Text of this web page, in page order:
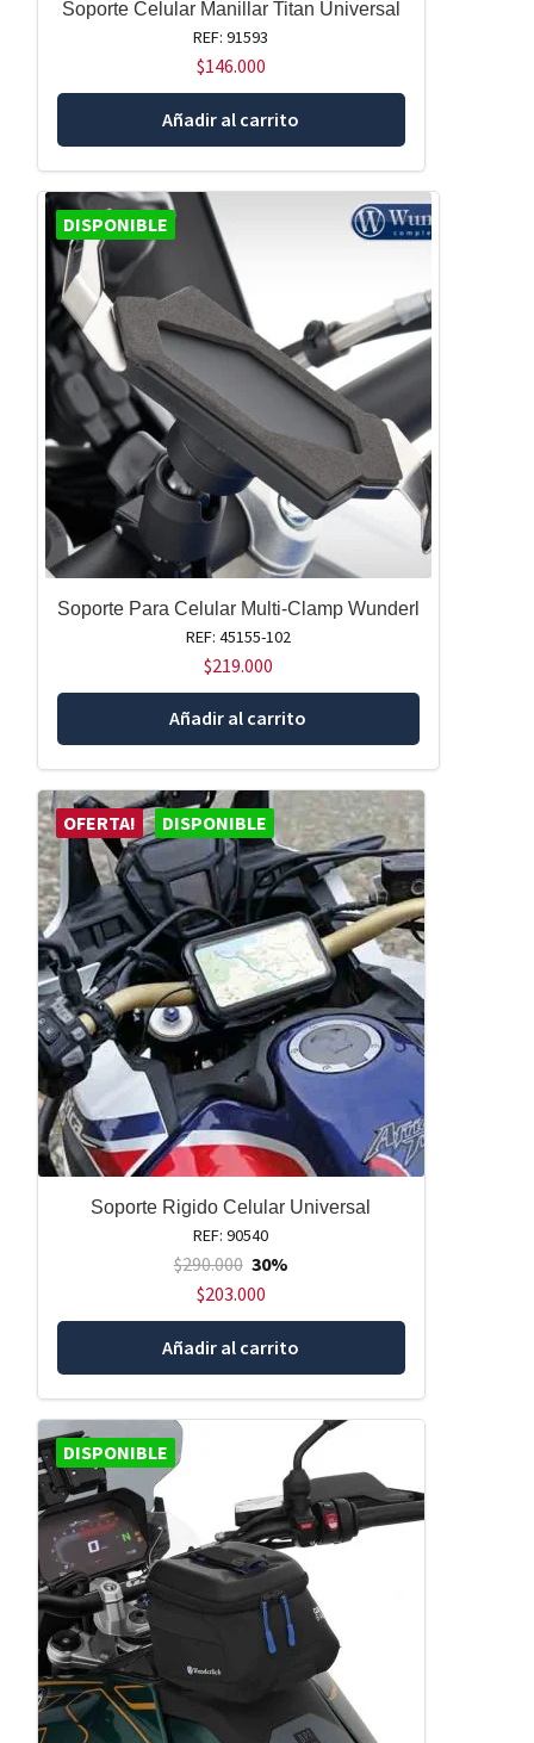
Soporte Celular Manillar Titan Universal
REF: 91593
$146.000
Añadir al carrito
DISPONIBLE
Soporte Para Celular Multi-Clamp Wunderl
REF: 45155-102
$219.000
Añadir al carrito
OFERTA! DISPONIBLE
Soporte Rigido Celular Universal
REF: 90540
$290.000 30%
$203.000
Añadir al carrito
DISPONIBLE